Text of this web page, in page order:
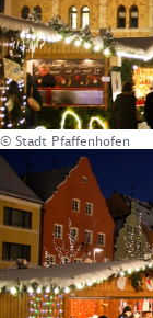
© Stadt Pfaffenhofen